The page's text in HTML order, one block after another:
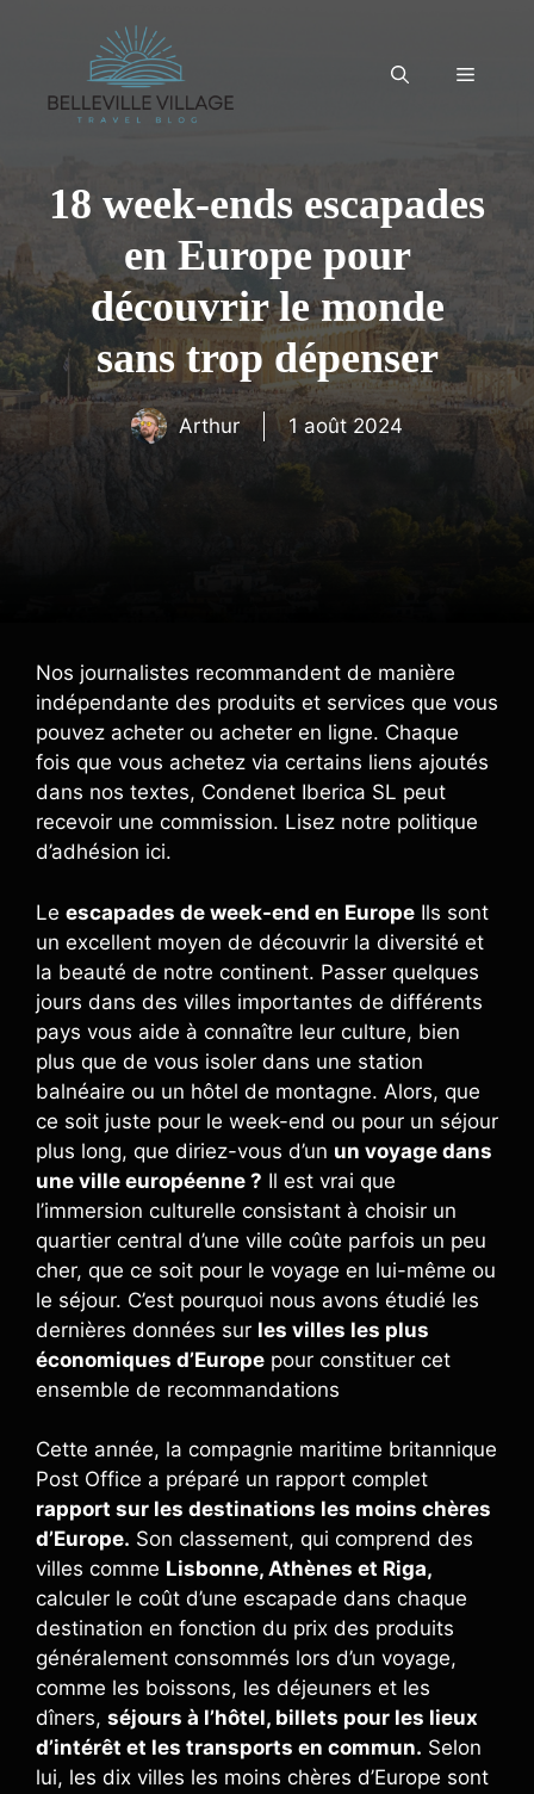
Menu
18 week-ends escapades
en Europe pour
découvrir le monde
sans trop dépenser
Arthur 1 août 2024
Nos journalistes recommandent de manière
indépendante des produits et services que vous
pouvez acheter ou acheter en ligne. Chaque
fois que vous achetez via certains liens ajoutés
dans nos textes, Condenet Iberica SL peut
recevoir une commission. Lisez notre politique
d’adhésion ici.
Le escapades de week-end en Europe Ils sont
un excellent moyen de découvrir la diversité et
la beauté de notre continent. Passer quelques
jours dans des villes importantes de différents
pays vous aide à connaître leur culture, bien
plus que de vous isoler dans une station
balnéaire ou un hôtel de montagne. Alors, que
ce soit juste pour le week-end ou pour un séjour
plus long, que diriez-vous d’un un voyage dans
une ville européenne ? Il est vrai que
l’immersion culturelle consistant à choisir un
quartier central d’une ville coûte parfois un peu
cher, que ce soit pour le voyage en lui-même ou
le séjour. C’est pourquoi nous avons étudié les
dernières données sur les villes les plus
économiques d’Europe pour constituer cet
ensemble de recommandations
Cette année, la compagnie maritime britannique
Post Office a préparé un rapport complet
rapport sur les destinations les moins chères
d’Europe. Son classement, qui comprend des
villes comme Lisbonne, Athènes et Riga,
calculer le coût d’une escapade dans chaque
destination en fonction du prix des produits
généralement consommés lors d’un voyage,
comme les boissons, les déjeuners et les
dîners, séjours à l’hôtel, billets pour les lieux
d’intérêt et les transports en commun. Selon
lui, les dix villes les moins chères d’Europe sont